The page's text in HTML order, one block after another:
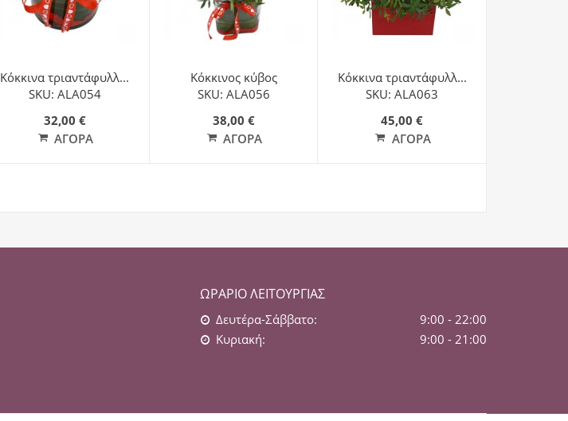
Κόκκινα τριαντάφυλλ...
SKU: ALA054
32,00 €
ΑΓΟΡΆ
Κόκκινος κύβος
SKU: ALA056
38,00 €
ΑΓΟΡΆ
Κόκκινα τριαντάφυλλ...
SKU: ALA063
45,00 €
ΑΓΟΡΆ
ΩΡΆΡΙΟ ΛΕΙΤΟΥΡΓΊΑΣ
Δευτέρα-Σάββατο:
9:00 - 22:00
Κυριακή:
9:00 - 21:00